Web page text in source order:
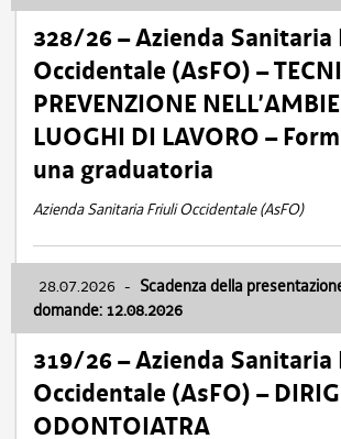
328/26 – Azienda Sanitaria
Occidentale (AsFO) –
PREVENZIONE
LUOGHI DI LAVORO –
una graduatoria
Azienda Sanitaria Friuli Occidentale (AsFO)
28.07.2026 - Scadenza della
domande: 12.08.2026
319/26 – Azienda Sanitaria
Occidentale (AsFO) –
ODONTOIATRA